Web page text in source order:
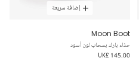
إضافة سريعة
Moon Boot
حذاء بارك بسحاب لون أسود
UK£ 145.00